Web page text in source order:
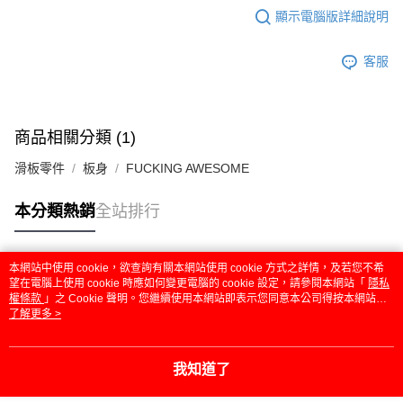
顯示電腦版詳細說明
客服
商品相關分類 (1)
滑板零件 板身 FUCKING AWESOME
本分類熱銷全站排行
熱門標籤
本網站中使用 cookie，欲查詢有關本網站使用 cookie 方式之詳情，及若您不希
望在電腦上使用 cookie 時應如何變更電腦的 cookie 設定，請參閱本網站「 隱私
權條款 」之 Cookie 聲明。您繼續使用本網站即表示您同意本公司得按本網站使
用條款之 Cookie 聲明使用 cookie。
了解更多 >
我知道了